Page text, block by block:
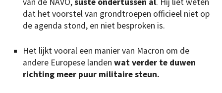
dat het voorstel van grondtroepen officieel niet op
de agenda stond, en niet besproken is.
Het lijkt vooral een manier van Macron om de
andere Europese landen wat verder te duwen
richting meer puur militaire steun.